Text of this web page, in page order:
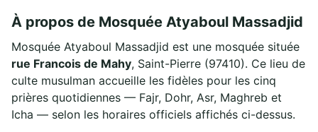
À propos de Mosquée Atyaboul Massadjid
Mosquée Atyaboul Massadjid est une mosquée située
rue Francois de Mahy, Saint-Pierre (97410). Ce lieu de
culte musulman accueille les fidèles pour les cinq
prières quotidiennes — Fajr, Dohr, Asr, Maghreb et
Icha — selon les horaires officiels affichés ci-dessus.